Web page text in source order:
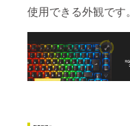
使用できる外観です。